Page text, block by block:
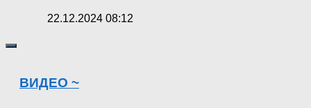
22.12.2024 08:12
ВИДЕО ~